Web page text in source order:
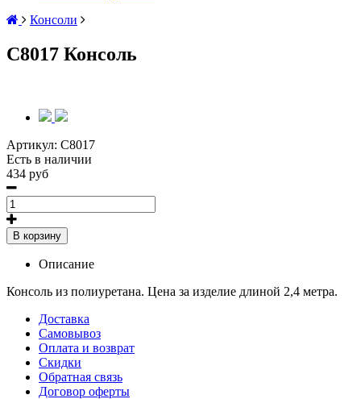
Консоли
C8017 Консоль
Артикул: C8017
Есть в наличии
434 руб
В корзину
Описание
Консоль из полиуретана. Цена за изделие длиной 2,4 метра.
Доставка
Самовывоз
Оплата и возврат
Скидки
Обратная связь
Договор оферты